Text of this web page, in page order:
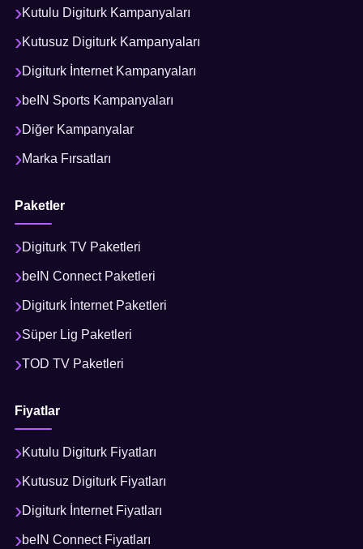
Kutulu Digiturk Kampanyaları
Kutusuz Digiturk Kampanyaları
Digiturk İnternet Kampanyaları
beIN Sports Kampanyaları
Diğer Kampanyalar
Marka Fırsatları
Paketler
Digiturk TV Paketleri
beIN Connect Paketleri
Digiturk İnternet Paketleri
Süper Lig Paketleri
TOD TV Paketleri
Fiyatlar
Kutulu Digiturk Fiyatları
Kutusuz Digiturk Fiyatları
Digiturk İnternet Fiyatları
beIN Connect Fiyatları